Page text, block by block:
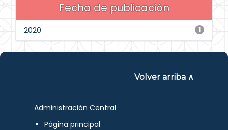
Fecha de publicación
1
2020
Volver arriba ∧
Administración Central
Página principal